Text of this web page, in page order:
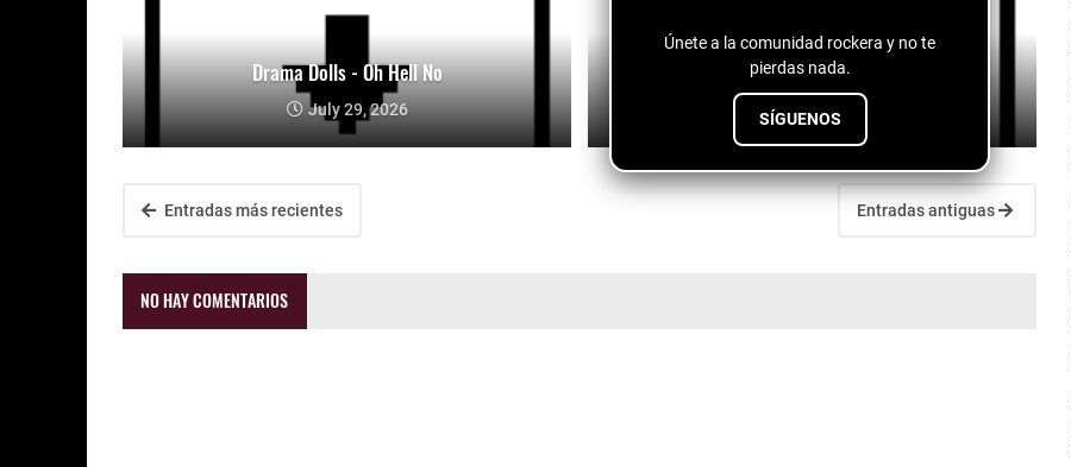
Únete a la comunidad rockera y no te
pierdas nada.
SÍGUENOS
Drama Dolls - Oh Hell No
July 29, 2026
Fuentes de vida - conspiranoico
July 28, 2026
Entradas más recientes Entradas antiguas
NO HAY COMENTARIOS